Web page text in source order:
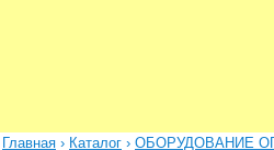
Главная › Каталог › ОБОРУДОВАНИЕ